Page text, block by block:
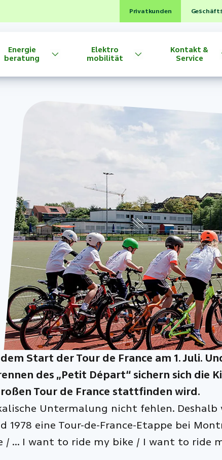
Privatkunden
Energie
beratung
Elektro
mobilität
Kontakt &
Service
Start der Tour de France am 1. Juli.
des „Petit Départ“ sichern sich die
Tour de France stattfinden wird.
Untermalung nicht fehlen. Deshalb
eine Tour-de-France-Etappe bei
/ … I want to ride my bike / I want to ride